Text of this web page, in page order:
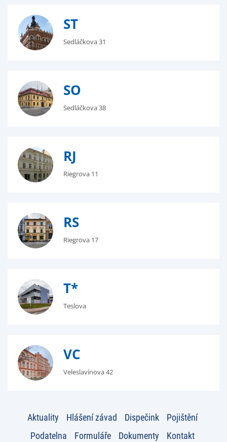
ST
Sedláčkova 31
SO
Sedláčkova 38
RJ
Riegrova 11
RS
Riegrova 17
T*
Teslova
VC
Veleslavínova 42
Aktuality Hlášení závad Dispečink
Pojištění
Podatelna
Formuláře Dokumenty Kontakt